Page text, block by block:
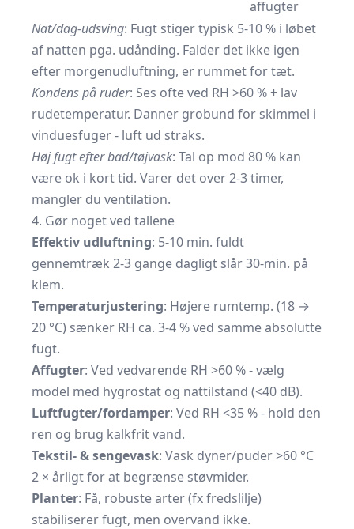
affugter
Nat/dag-udsving: Fugt stiger typisk 5-10 % i løbet
af natten pga. udånding. Falder det ikke igen
efter morgenudluftning, er rummet for tæt.
Kondens på ruder: Ses ofte ved RH >60 % + lav
rudetemperatur. Danner grobund for skimmel i
vinduesfuger - luft ud straks.
Høj fugt efter bad/tøjvask: Tal op mod 80 % kan
være ok i kort tid. Varer det over 2-3 timer,
mangler du ventilation.
4. Gør noget ved tallene
Effektiv udluftning: 5-10 min. fuldt
gennemtræk 2-3 gange dagligt slår 30-min. på
klem.
Temperatur­justering: Højere rumtemp. (18 →
20 °C) sænker RH ca. 3-4 % ved samme absolutte
fugt.
Affugter: Ved vedvarende RH >60 % - vælg
model med hygrostat og nattilstand (<40 dB).
Luftfugter/fordamper: Ved RH <35 % - hold den
ren og brug kalkfrit vand.
Tekstil- & sengevask: Vask dyner/puder >60 °C
2 × årligt for at begrænse støvmider.
Planter: Få, robuste arter (fx fredslilje)
stabiliserer fugt, men overvand ikke.